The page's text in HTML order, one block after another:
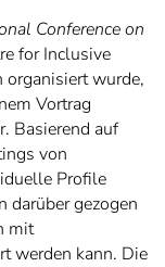
Conference on
for Inclusive
organisiert wurde,
Vortrag
Basierend auf
von
Profile
darüber gezogen
mit
werden kann. Die